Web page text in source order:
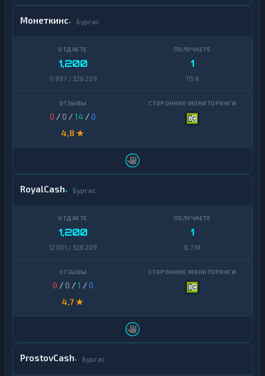
Монеткинс Бургас
1,200
11 997 / 326 209
1
115 K
0 / 0 /14 /0
4,8 ★
RoyalCash Бургас
1,200
12 001 / 326 209
1
8,7 M
0 / 0 /1 /0
4,7 ★
ProstovCash Бургас